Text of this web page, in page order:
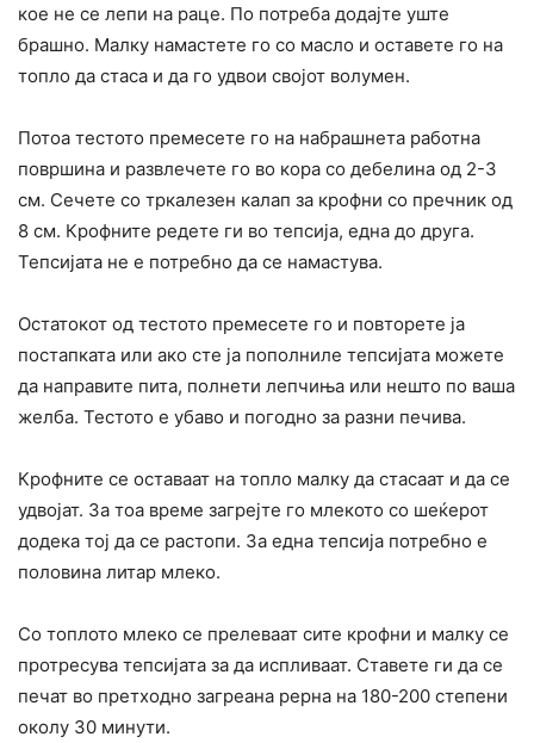
кое не се лепи на раце. По потреба додајте уште
брашно. Малку намастете го со масло и оставете го на
топло да стаса и да го удвои својот волумен.
Потоа тестото премесете го на набрашнета работна
површина и развлечете го во кора со дебелина од 2-3
см. Сечете со тркалезен калап за крофни со пречник од
8 см. Крофните редете ги во тепсија, една до друга.
Тепсијата не е потребно да се намастува.
Остатокот од тестото премесете го и повторете ја
постапката или ако сте ја пополниле тепсијата можете
да направите пита, полнети лепчиња или нешто по ваша
желба. Тестото е убаво и погодно за разни печива.
Крофните се оставаат на топло малку да стасаат и да се
удвојат. За тоа време загрејте го млекото со шеќерот
додека тој да се растопи. За една тепсија потребно е
половина литар млеко.
Со топлото млеко се прелеваат сите крофни и малку се
протресува тепсијата за да испливаат. Ставете ги да се
печат во претходно загреана рерна на 180-200 степени
околу 30 минути.